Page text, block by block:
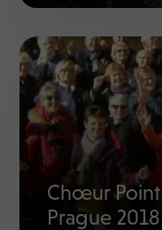
Chœur Point
Prague 2018